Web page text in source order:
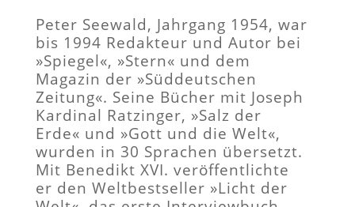
Peter Seewald, Jahrgang 1954, war
bis 1994 Redakteur und Autor bei
»Spiegel«, »Stern« und dem
Magazin der »Süddeutschen
Zeitung«. Seine Bücher mit Joseph
Kardinal Ratzinger, »Salz der
Erde« und »Gott und die Welt«,
wurden in 30 Sprachen übersetzt.
Mit Benedikt XVI. veröffentlichte
er den Weltbestseller »Licht der